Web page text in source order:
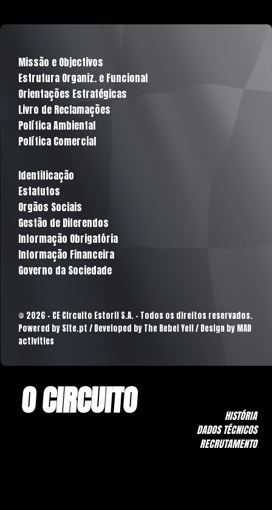
Missão e Objectivos
Estrutura Organiz. e Funcional
Orientações Estratégicas
Livro de Reclamações
Política Ambiental
Política Comercial
Identificação
Estatutos
Orgãos Sociais
Gestão de Diferendos
Informação Obrigatória
Informação Financeira
Governo da Sociedade
© 2026 - CE Circuito Estoril S.A. - Todos os direitos reservados.
Powered by Site.pt / Developed by The Rebel Yell / Design by MAD
activities
O CIRCUITO
HISTÓRIA
DADOS TÉCNICOS
RECRUTAMENTO